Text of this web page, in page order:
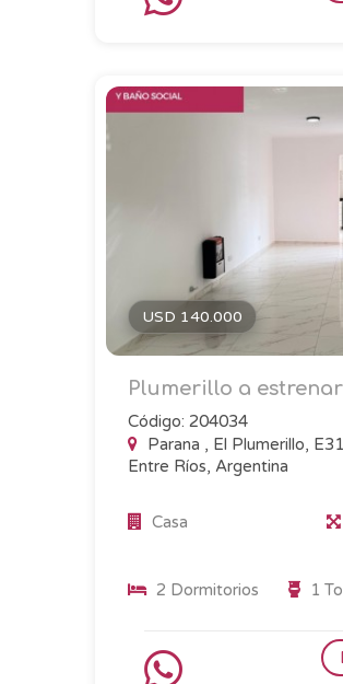
USD 140.000
Plumerillo a estrenar
Código: 204034
Parana , El Plumerillo,
Entre Ríos, Argentina
Casa
2 Dormitorios 1